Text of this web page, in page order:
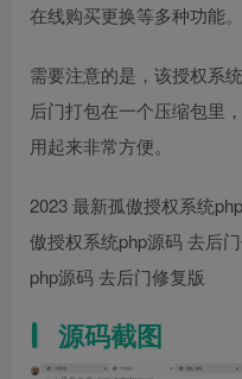
在线购买更换等多种功能。
需要注意的是，该授权系
后门打包在一个压缩包里
用起来非常方便。
2023 最新孤傲授权系统
傲授权系统php源码 去后
php源码 去后门修复版
源码截图